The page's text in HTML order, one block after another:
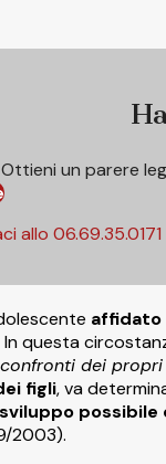
Ottieni un parere
allo 06.69.35.0171
affidato
questa
dei
figli, va
2003).